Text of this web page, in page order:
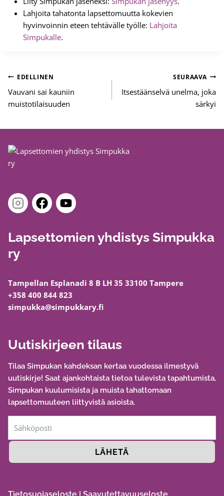
Lahjoita tahatonta lapsettomuutta kokevien
hyvinvoinnin eteen tehtävälle työlle: Lahjoita
Simpukalle.
Artikkelien
selaus
EDELLINEN
Vauvani sai kauniin
muistotilaisuuden
SEURAAVA
Itsestäänselvä unelma, joka
särkyi
Lapsettomien yhdistys Simpukka
ry
Tampellan Esplanadi 8 B LH 35 33100 Tampere
+358 400 844 823
simpukka@simpukkary.fi
Uutiskirjeen tilaus
Tilaa Simpukan kahdeksan kertaa vuodessa ilmestyvä
uutiskirje! Saat ajankohtaista tietoa tulevista tapahtumista,
Simpukan kuulumisista ja muista tahattomaan
lapsettomuuteen liittyvistä asioista.
LÄHETÄ